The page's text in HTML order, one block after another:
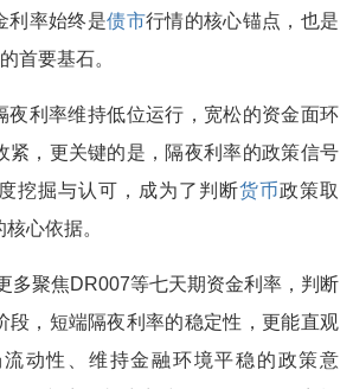
利率始终是债市行情的核心锚点，也是
首要基石。
夜利率维持低位运行，宽松的资金面环
紧，更关键的是，隔夜利率的政策信号
挖掘与认可，成为了判断货币政策取
心依据。
多聚焦DR007等七天期资金利率，判断
段，短端隔夜利率的稳定性，更能直观
动性、维持金融环境平稳的政策意